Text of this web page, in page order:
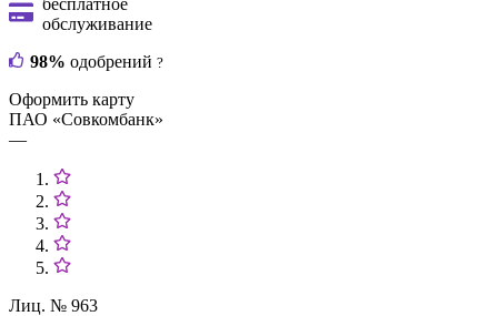
обслуживание
98% одобрений ?
Оформить карту
ПАО «Совкомбанк»
—
Лиц. № 963